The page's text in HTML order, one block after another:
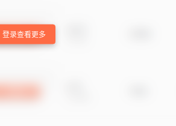
登录查看更多